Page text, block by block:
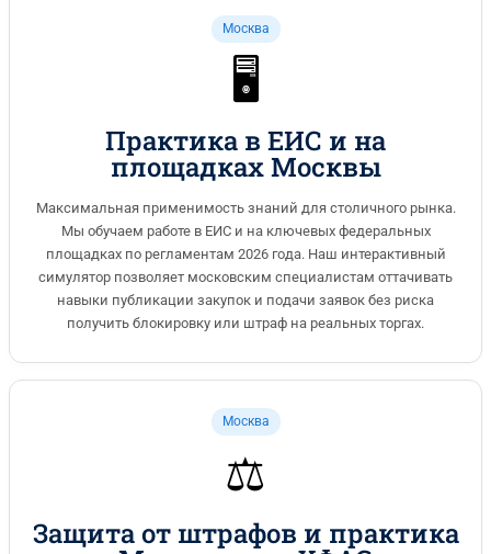
помогает соответствовать, предоставляя ежемесячные
аналитические обзоры новшеств и прямые консультации
для адаптации стратегий. Это позволяет специалистам не
только реагировать на изменения, но и proactively
выстраивать свою профессиональную деятельность,
Москва
🖥️
Практика в ЕИС и на
площадках Москвы
Максимальная применимость знаний для столичного рынка.
Мы обучаем работе в ЕИС и на ключевых федеральных
площадках по регламентам 2026 года. Наш интерактивный
симулятор позволяет московским специалистам оттачивать
навыки публикации закупок и подачи заявок без риска
получить блокировку или штраф на реальных торгах.
Москва
⚖️
Защита от штрафов и практика